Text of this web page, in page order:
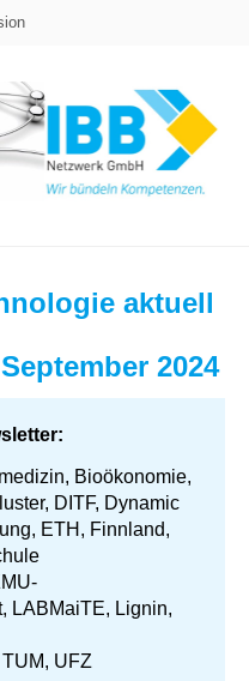
aktuell
September 2024
Bioökonomie,
DITF, Dynamic
ETH, Finnland,
, LABMaiTE, Lignin,
TUM, UFZ